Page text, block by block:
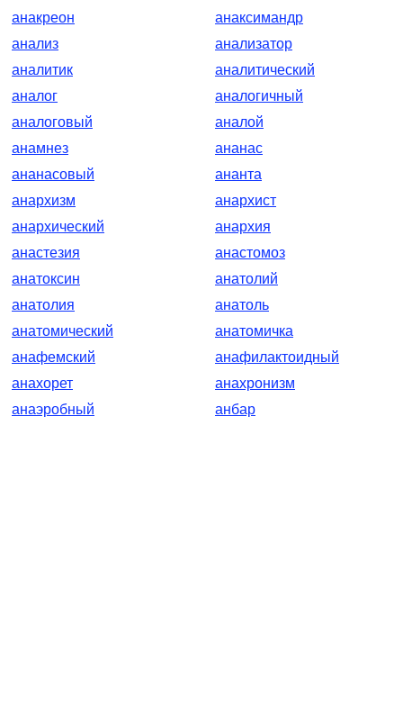
анакреон
анаксимандр
анализ
анализатор
аналитик
аналитический
аналог
аналогичный
аналоговый
аналой
анамнез
ананас
ананасовый
ананта
анархизм
анархист
анархический
анархия
анастезия
анастомоз
анатоксин
анатолий
анатолия
анатоль
анатомический
анатомичка
анафемский
анафилактоидный
анахорет
анахронизм
анаэробный
анбар